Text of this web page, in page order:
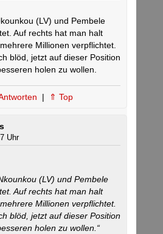
(LV) und Pembele
Auf rechts hat man halt
Millionen verpflichtet.
blöd, jetzt auf dieser Position
holen zu wollen.
| ⇑ Top
Uhr
(LV) und Pembele
Auf rechts hat man halt
Millionen verpflichtet.
blöd, jetzt auf dieser Position
holen zu wollen.“